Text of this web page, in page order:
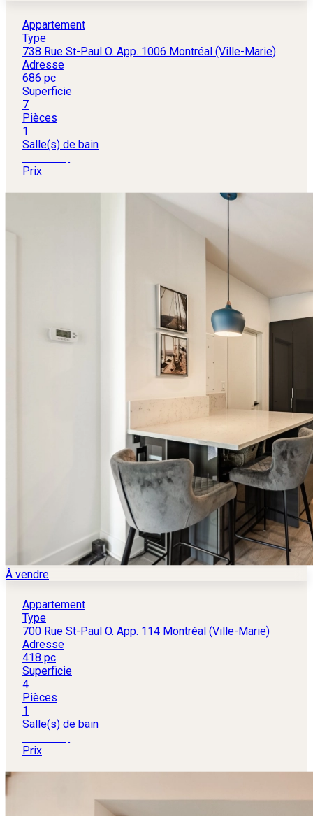
Appartement
Type
738 Rue St-Paul O. App. 1006 Montréal (Ville-Marie)
Adresse
686 pc
Superficie
7
Pièces
1
Salle(s) de bain
Prix
À vendre
Appartement
Type
700 Rue St-Paul O. App. 114 Montréal (Ville-Marie)
Adresse
418 pc
Superficie
4
Pièces
1
Salle(s) de bain
Prix